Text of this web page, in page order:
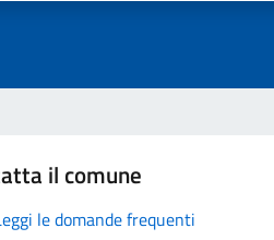
il comune
le domande frequenti